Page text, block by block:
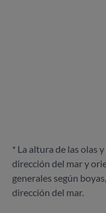
* La altura de las olas
dirección del mar y
generales según
dirección del mar.